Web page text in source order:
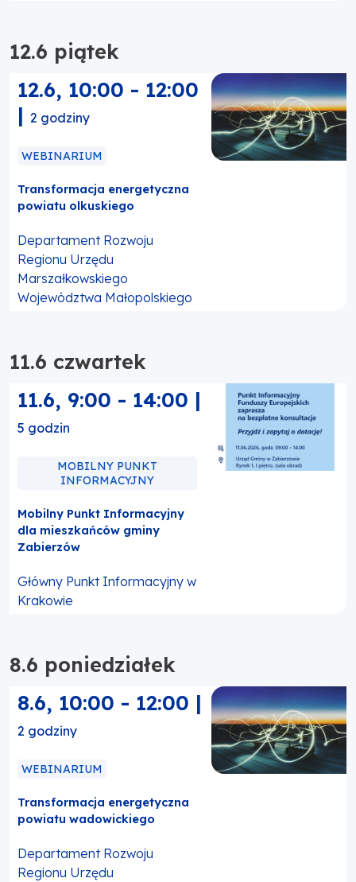
12.6 piątek
12.6, 10:00 - 12:00
| 2 godziny
WEBINARIUM
Transformacja energetyczna
powiatu olkuskiego
Departament Rozwoju
Regionu Urzędu
Marszałkowskiego
Województwa Małopolskiego
11.6 czwartek
11.6, 9:00 - 14:00 |
5 godzin
MOBILNY PUNKT
INFORMACYJNY
Mobilny Punkt Informacyjny
dla mieszkańców gminy
Zabierzów
Główny Punkt Informacyjny w
Krakowie
8.6 poniedziałek
8.6, 10:00 - 12:00 |
2 godziny
WEBINARIUM
Transformacja energetyczna
powiatu wadowickiego
Departament Rozwoju
Regionu Urzędu